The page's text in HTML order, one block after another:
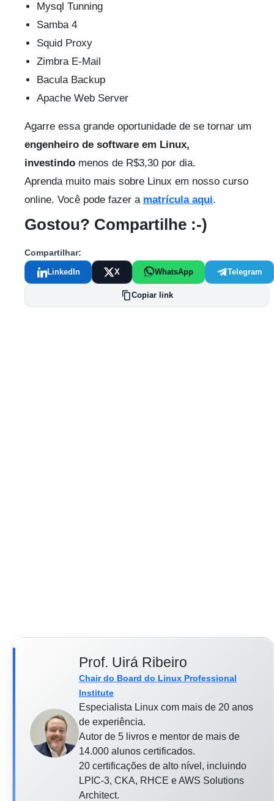
Mysql Tunning
Samba 4
Squid Proxy
Zimbra E-Mail
Bacula Backup
Apache Web Server
Agarre essa grande oportunidade de se tornar um
engenheiro de software em Linux,
investindo menos de R$3,30 por dia.
Aprenda muito mais sobre Linux em nosso curso
online. Você pode fazer a matrícula aqui.
Gostou? Compartilhe :-)
Compartilhar:
LinkedIn X WhatsApp Telegram
Copiar link
Prof. Uirá Ribeiro
Chair do Board do Linux Professional
Institute
Especialista Linux com mais de 20 anos
de experiência.
Autor de 5 livros e mentor de mais de
14.000 alunos certificados.
20 certificações de alto nível, incluindo
LPIC-3, CKA, RHCE e AWS Solutions
Architect.